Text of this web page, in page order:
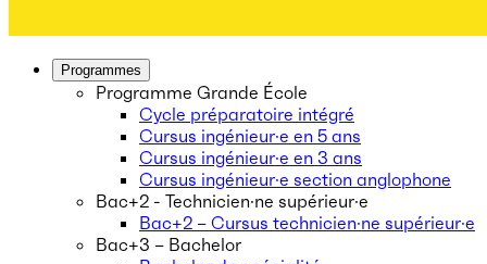
Programmes
Programme Grande École
Cycle préparatoire intégré
Cursus ingénieur·e en 5 ans
Cursus ingénieur·e en 3 ans
Cursus ingénieur·e section anglophone
Bac+2 - Technicien·ne supérieur·e
Bac+2 – Cursus technicien·ne supérieur·e
Bac+3 – Bachelor